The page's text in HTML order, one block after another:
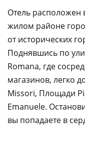
Отель
жилом районе
от исторических
Поднявшись по
Romana, где
магазинов, легко
Missori, Площади
Emanuele.
вы попадаете в